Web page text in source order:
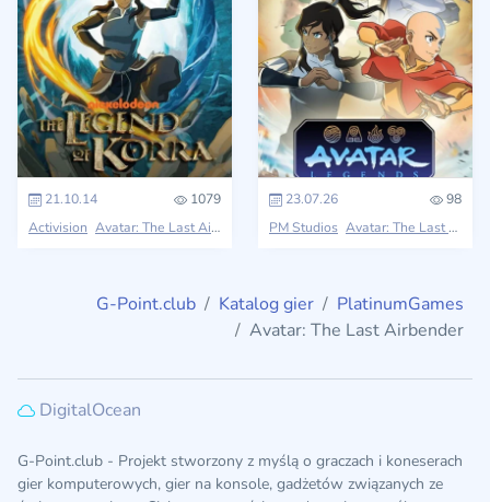
21.10.14
1079
Activision Avatar: The Last Airbender
23.07.26
98
PM Studios Avatar: The Last Airbender
G-Point.club Katalog gier
PlatinumGames
Avatar: The Last Airbender
DigitalOcean
G-Point.club - Projekt stworzony z myślą o graczach i koneserach
gier komputerowych, gier na konsole, gadżetów związanych ze